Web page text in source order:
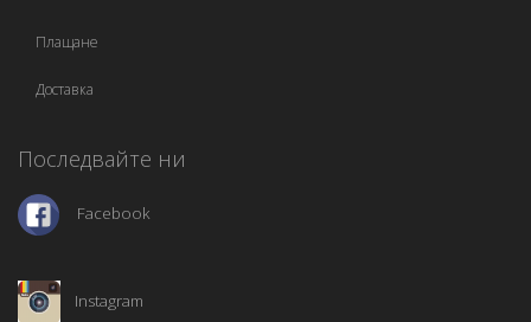
Плащане
Доставка
Последвайте ни
Facebook
Instagram